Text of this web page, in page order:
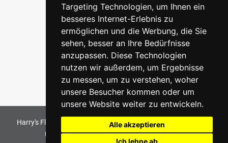
Targeting Technologien, um Ihnen ein
besseres Internet-Erlebnis zu
ermöglichen und die Werbung, die Sie
sehen, besser an Ihre Bedürfnisse
anzupassen. Diese Technologien
nutzen wir außerdem, um Ergebnisse
zu messen, um zu verstehen, woher
unsere Besucher kommen oder um
unsere Website weiter zu entwickeln.
Alle akzeptieren
Ich lehne ab
Harry's Fliesenmarkt GmbH & Co KG2026. All Rights Reserved
Umsetzung und Bereitstellung durchw3e.de